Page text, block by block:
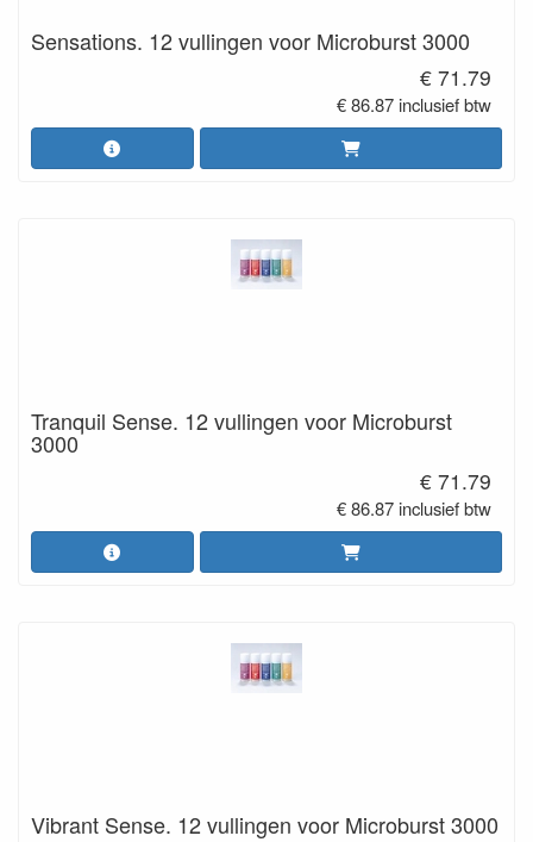
Sensations. 12 vullingen voor Microburst 3000
€ 71.79
€ 86.87 inclusief btw
Tranquil Sense. 12 vullingen voor Microburst
3000
€ 71.79
€ 86.87 inclusief btw
Vibrant Sense. 12 vullingen voor Microburst 3000